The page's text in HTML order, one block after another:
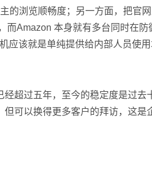
的浏览顺畅度；另一方面，把官
而Amazon 本身就有多台同时在防
应该就是单纯提供给内部人员使
超过五年，至今的稳定度是过去
可以换得更多客户的拜访，这是